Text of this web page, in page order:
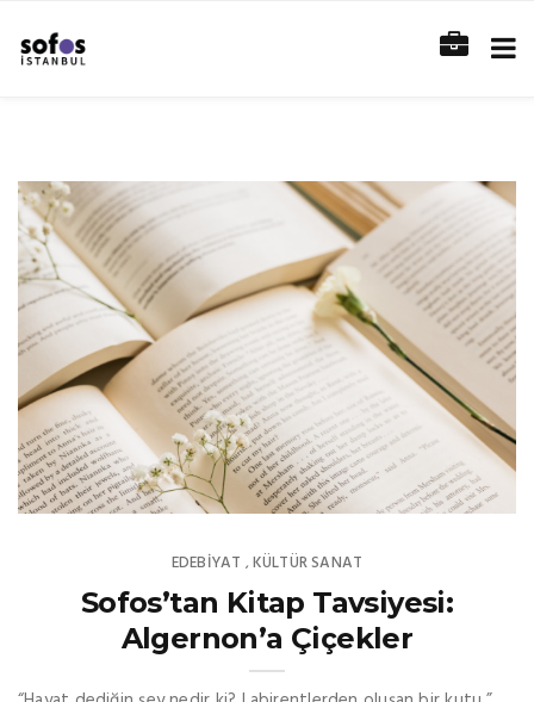
EDEBIYAT ,KÜLTÜR SANAT
Sofos’tan Kitap Tavsiyesi:
Algernon’a Çiçekler